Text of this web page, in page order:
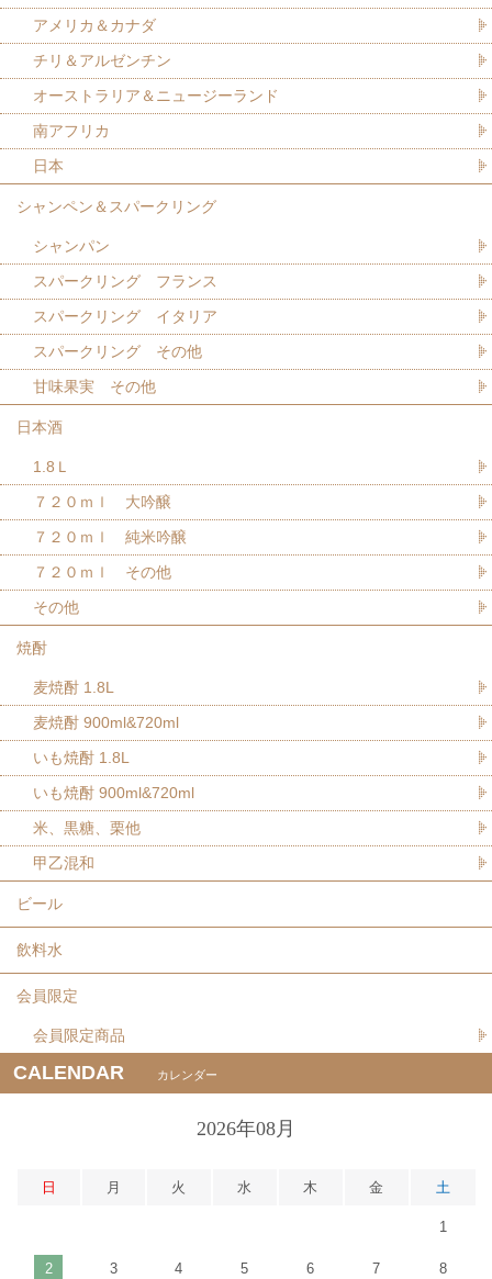
アメリカ＆カナダ
チリ＆アルゼンチン
オーストラリア＆ニュージーランド
南アフリカ
日本
シャンペン＆スパークリング
シャンパン
スパークリング フランス
スパークリング イタリア
スパークリング その他
甘味果実 その他
日本酒
1.8Ｌ
７２０ｍｌ 大吟醸
７２０ｍｌ 純米吟醸
７２０ｍｌ その他
その他
焼酎
麦焼酎 1.8L
麦焼酎 900ml&720ml
いも焼酎 1.8L
いも焼酎 900ml&720ml
米、黒糖、栗他
甲乙混和
ビール
飲料水
会員限定
会員限定商品
CALENDAR カレンダー
2026年08月
日 月 火 水 木 金 土
1
2 3 4 5 6 7 8